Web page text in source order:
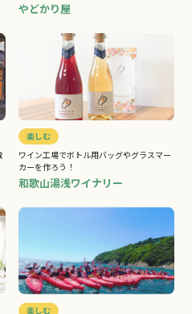
やどかり屋
楽しむ
ワイン工場でボトル用バッグやグラスマー
カーを作ろう！
和歌山湯浅ワイナリー
楽しむ